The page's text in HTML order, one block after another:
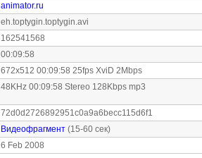
animator.ru
eh.toptygin.toptygin.avi
162541568
00:09:58
672x512 00:09:58 25fps XviD 2Mbps
48KHz 00:09:58 Stereo 128Kbps mp3
72d0d2726892951c0a9a6becc115d6f1
Видеофрагмент (15-60 сек)
6 Feb 2008